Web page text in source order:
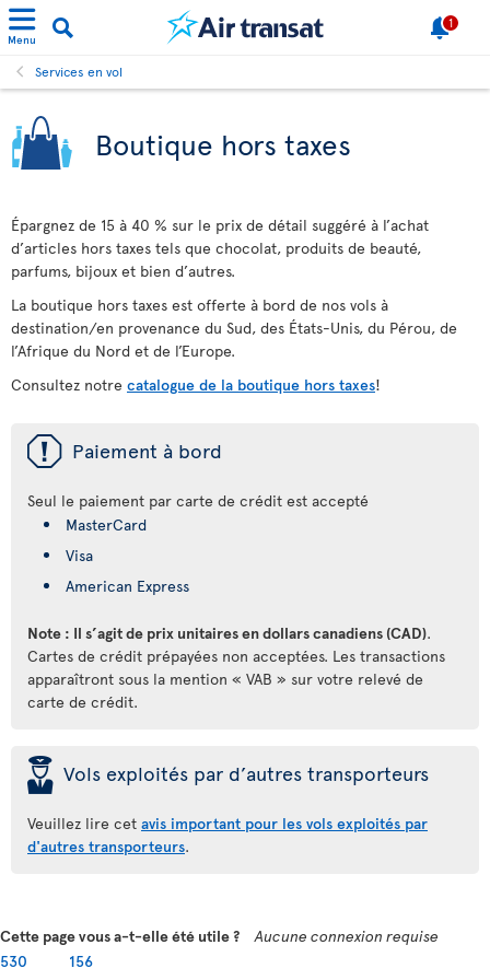
Menu
1
Services en vol
Boutique hors taxes
Épargnez de 15 à 40 % sur le prix de détail suggéré à l’achat
d’articles hors taxes tels que chocolat, produits de beauté,
parfums, bijoux et bien d’autres.
La boutique hors taxes est offerte à bord de nos vols à
destination/en provenance du Sud, des États-Unis, du Pérou, de
l’Afrique du Nord et de l’Europe.
Consultez notre catalogue de la boutique hors taxes!
ü Paiement à bord
Seul le paiement par carte de crédit est accepté
MasterCard
Visa
American Express
Note : Il s’agit de prix unitaires en dollars canadiens (CAD).
Cartes de crédit prépayées non acceptées. Les transactions
apparaîtront sous la mention « VAB » sur votre relevé de
carte de crédit.
þ Vols exploités par d’autres transporteurs
Veuillez lire cet avis important pour les vols exploités par
d'autres transporteurs.
Cette page vous a-t-elle été utile ?
Aucune connexion requise
530
156